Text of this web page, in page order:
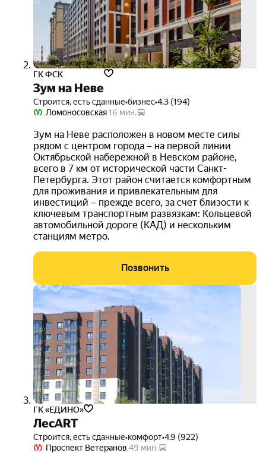
ГК ФСК
Зум на Неве
Строится, есть сданные•бизнес•4.3 (194)
Ломоносовская16 мин.
Зум на Неве расположен в новом месте силы
рядом с центром города – на первой линии
Октябрьской набережной в Невском районе,
всего в 7 км от исторической части Санкт-
Петербурга. Этот район считается комфортным
для проживания и привлекательным для
инвестиций – прежде всего, за счет близости к
ключевым транспортным развязкам: Кольцевой
автомобильной дороге (КАД) и нескольким
станциям метро.
Позвонить
ГК «ЕДИНО»
ЛесART
Строится, есть сданные•комфорт•4.9 (922)
Проспект Ветеранов 49 мин.